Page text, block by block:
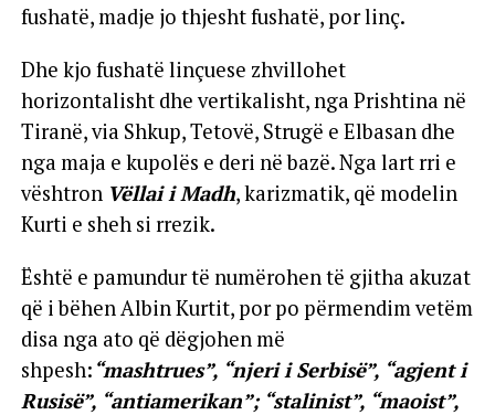
fushatë, madje jo thjesht fushatë, por linç.
Dhe kjo fushatë linçuese zhvillohet
horizontalisht dhe vertikalisht, nga Prishtina në
Tiranë, via Shkup, Tetovë, Strugë e Elbasan dhe
nga maja e kupolës e deri në bazë. Nga lart rri e
vështron Vëllai i Madh, karizmatik, që modelin
Kurti e sheh si rrezik.
Është e pamundur të numërohen të gjitha akuzat
që i bëhen Albin Kurtit, por po përmendim vetëm
disa nga ato që dëgjohen më
shpesh: “mashtrues”, “njeri i Serbisë”, “agjent i
Rusisë”, “antiamerikan”; “stalinist”, “maoist”,